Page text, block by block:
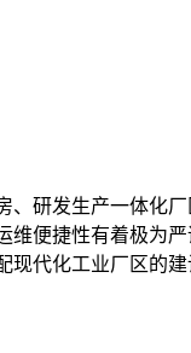
研发生产一体化
便捷性有着极为
代化工业厂区的